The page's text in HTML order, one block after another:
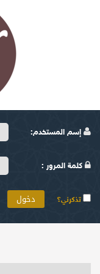
إسم المستخدم:
كلمة المرور :
تذكرني؟